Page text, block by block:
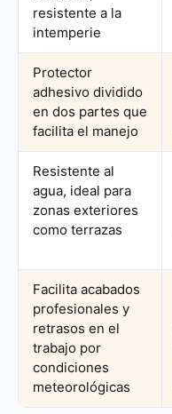
resistente a la
intemperie
Protector
adhesivo dividido
en dos partes que
facilita el manejo
Resistente al
agua, ideal para
zonas exteriores
como terrazas
Facilita acabados
profesionales y
retrasos en el
trabajo por
condiciones
meteorológicas